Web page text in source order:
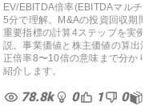
EV/EBITDA倍率(EBITDAマルチ
5分で理解。M&Aの投資回収期
重要指標の計算4ステップを実例
説。事業価値と株主価値の算出
正倍率8〜10倍の意味まで分か
紹介します。
78.8k 0 1 0